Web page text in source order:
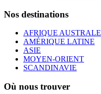
Nos destinations
AFRIQUE AUSTRALE
AMÉRIQUE LATINE
ASIE
MOYEN-ORIENT
SCANDINAVIE
Où nous trouver